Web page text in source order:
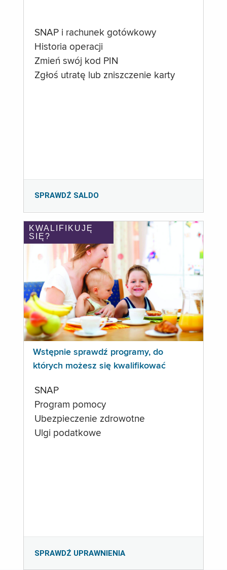
SNAP i rachunek gotówkowy
Historia operacji
Zmień swój kod PIN
Zgłoś utratę lub zniszczenie karty
SPRAWDŹ SALDO
KWALIFIKUJĘ
SIĘ?
Wstępnie sprawdź programy, do
których możesz się kwalifikować
SNAP
Program pomocy
Ubezpieczenie zdrowotne
Ulgi podatkowe
SPRAWDŹ UPRAWNIENIA